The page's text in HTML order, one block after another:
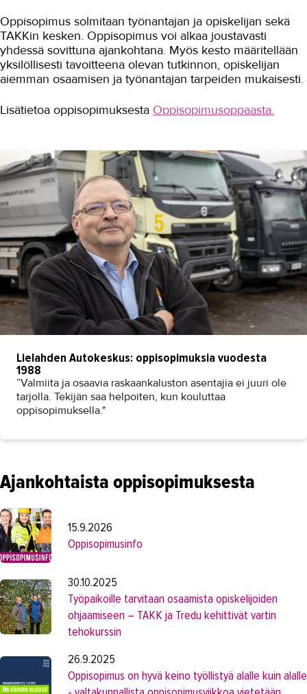
Oppisopimus solmitaan työnantajan ja opiskelijan sekä
TAKKin kesken. Oppisopimus voi alkaa joustavasti
yhdessä sovittuna ajankohtana. Myös kesto määritellään
yksilöllisesti tavoitteena olevan tutkinnon, opiskelijan
aiemman osaamisen ja työnantajan tarpeiden mukaisesti.
Lisätietoa oppisopimuksesta Oppisopimusoppaasta.
Lielahden Autokeskus: oppisopimuksia vuodesta
1988
”Valmiita ja osaavia raskaankaluston asentajia ei juuri ole
tarjolla. Tekijän saa helpoiten, kun kouluttaa
oppisopimuksella."
Ajankohtaista oppisopimuksesta
15.9.2026
Oppisopimusinfo
30.10.2025
Työpaikoille tarvitaan osaamista opiskelijoiden
ohjaamiseen – TAKK ja Tredu kehittivät vartin
tehokurssin
26.9.2025
Oppisopimus on hyvä keino työllistyä alalle kuin alalle